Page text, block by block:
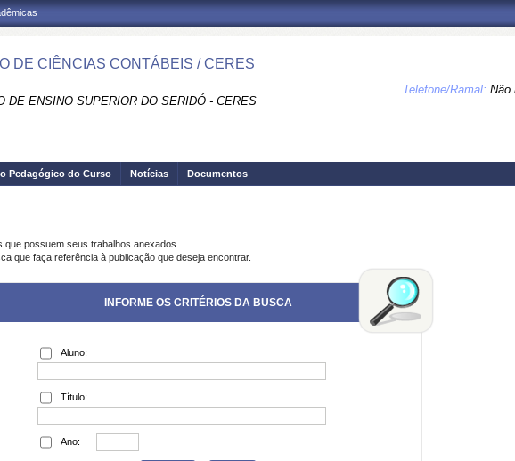
DE CIÊNCIAS CONTÁBEIS / CERES
DE ENSINO SUPERIOR DO SERIDÓ - CERES
Telefone/Ramal: Não
Pedagógico do Curso Notícias Documentos
possuem seus trabalhos anexados.
que faça referência à publicação que deseja encontrar.
INFORME OS CRITÉRIOS DA BUSCA
Aluno:
Título:
Ano: